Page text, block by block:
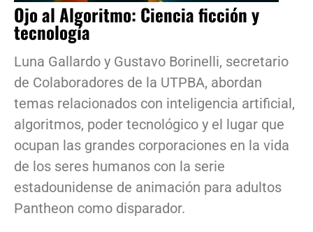
Ojo al Algoritmo: Ciencia ficción y
tecnología
Luna Gallardo y Gustavo Borinelli, secretario
de Colaboradores de la UTPBA, abordan
temas relacionados con inteligencia artificial,
algoritmos, poder tecnológico y el lugar que
ocupan las grandes corporaciones en la vida
de los seres humanos con la serie
estadounidense de animación para adultos
Pantheon como disparador.